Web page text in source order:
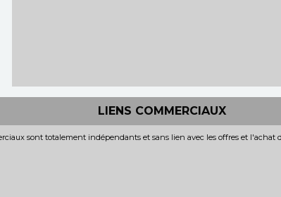
LIENS COMMERCIAUX
sont totalement indépendants et sans lien avec les offres et l'achat